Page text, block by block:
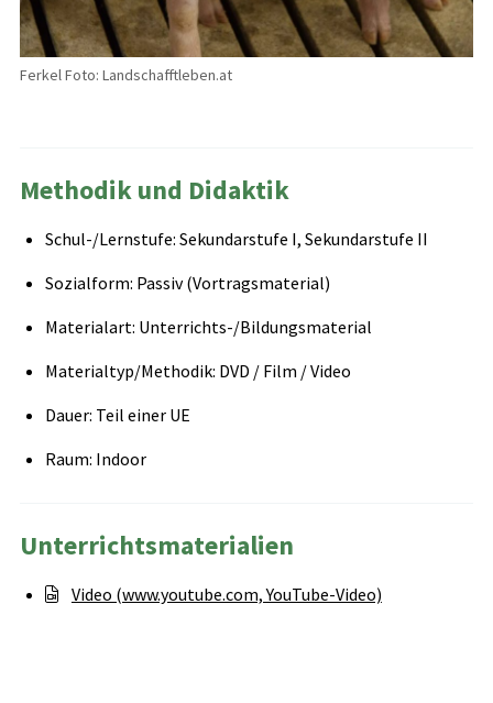
Ferkel Foto: Landschafftleben.at
Methodik und Didaktik
Schul-/Lernstufe: Sekundarstufe I, Sekundarstufe II
Sozialform: Passiv (Vortragsmaterial)
Materialart: Unterrichts-/Bildungsmaterial
Materialtyp/Methodik: DVD / Film / Video
Dauer: Teil einer UE
Raum: Indoor
Unterrichtsmaterialien
Video (www.youtube.com, YouTube-Video)